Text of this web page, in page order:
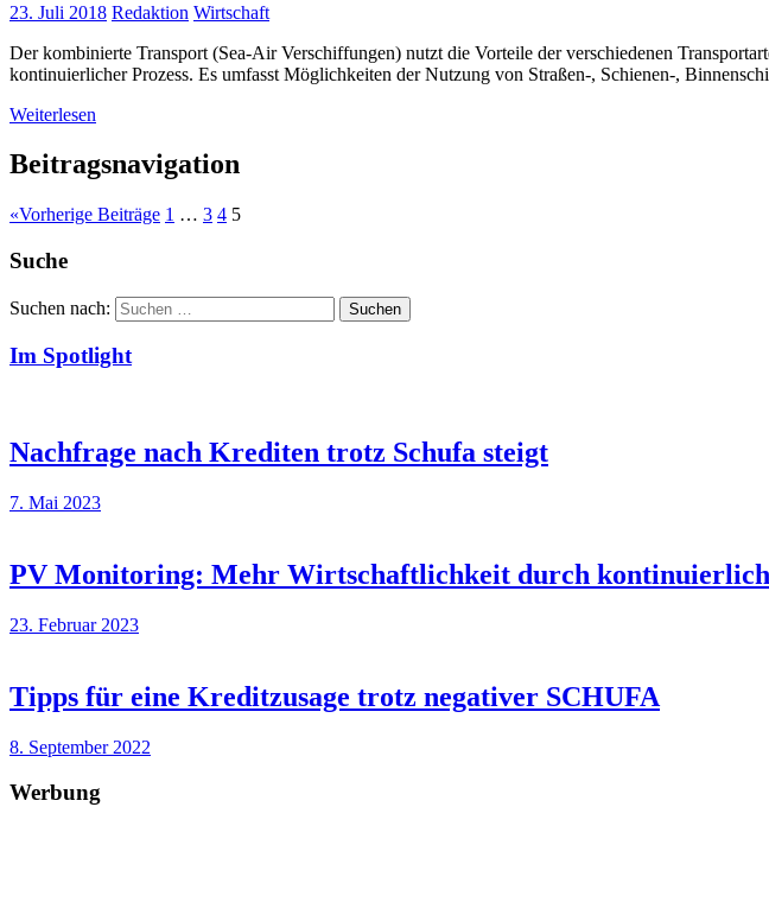
23. Juli 2018 Redaktion Wirtschaft
Der kombinierte Transport (Sea-Air Verschiffungen) nutzt die Vorteile der verschiedenen
kontinuierlicher Prozess. Es umfasst Möglichkeiten der Nutzung von Straßen-, Schienen-,
Weiterlesen
Beitragsnavigation
«Vorherige Beiträge 1 … 3 4 5
Suche
Suchen nach: Suchen
Im Spotlight
Nachfrage nach Krediten trotz Schufa steigt
7. Mai 2023
PV Monitoring: Mehr Wirtschaftlichkeit durch
23. Februar 2023
Tipps für eine Kreditzusage trotz negativer SCHUFA
8. September 2022
Werbung